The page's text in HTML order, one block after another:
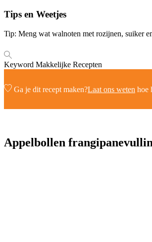
Tips en Weetjes
Tip: Meng wat walnoten met rozijnen, suiker
Keyword Makkelijke Recepten
Ga je dit recept maken?Laat ons weten hoe
Appelbollen